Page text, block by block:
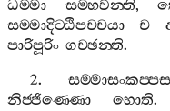
ධම‍්මා
සම‍්භවන‍්ති,
සම‍්මාදිට‍්ඨිපච‍්චයා
ච
පාරිපූරිං ගච‍්ඡන‍්ති.
2.
නිජ‍්ජිණ‍්ණො
හොති.